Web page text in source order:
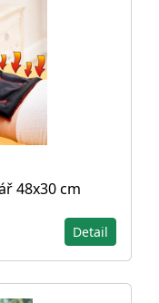
48x30 cm
Detail